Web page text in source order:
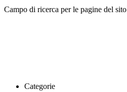
Campo di ricerca per le pagine del sito
Categorie